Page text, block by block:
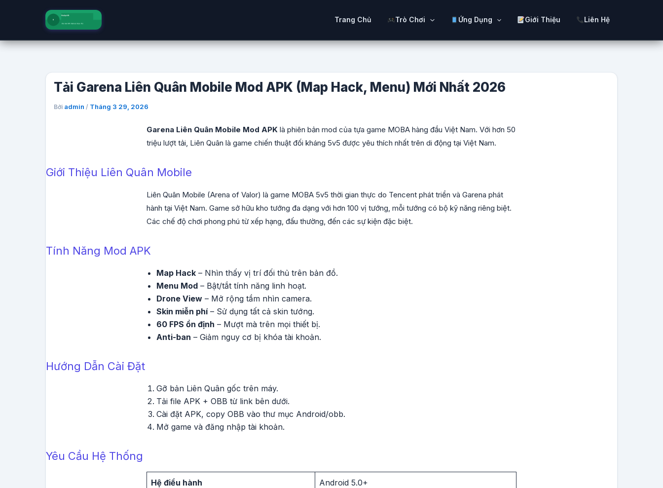
dung
Trang Chủ Trò Chơi Ứng Dụng Giới Thiệu Liên Hệ
Tải Garena Liên Quân Mobile Mod APK (Map Hack, Menu) Mới Nhất 2026
Bởi admin / Tháng 3 29, 2026
Garena Liên Quân Mobile Mod APK là phiên bản mod của tựa game MOBA hàng đầu Việt Nam. Với hơn 50
triệu lượt tải, Liên Quân là game chiến thuật đối kháng 5v5 được yêu thích nhất trên di động tại Việt Nam.
Giới Thiệu Liên Quân Mobile
Liên Quân Mobile (Arena of Valor) là game MOBA 5v5 thời gian thực do Tencent phát triển và Garena phát
hành tại Việt Nam. Game sở hữu kho tướng đa dạng với hơn 100 vị tướng, mỗi tướng có bộ kỹ năng riêng biệt.
Các chế độ chơi phong phú từ xếp hạng, đấu thường, đến các sự kiện đặc biệt.
Tính Năng Mod APK
Map Hack – Nhìn thấy vị trí đối thủ trên bản đồ.
Menu Mod – Bật/tắt tính năng linh hoạt.
Drone View – Mở rộng tầm nhìn camera.
Skin miễn phí– Sử dụng tất cả skin tướng.
60 FPS ổn định – Mượt mà trên mọi thiết bị.
Anti-ban – Giảm nguy cơ bị khóa tài khoản.
Hướng Dẫn Cài Đặt
Gỡ bản Liên Quân gốc trên máy.
Tải file APK + OBB từ link bên dưới.
Cài đặt APK, copy OBB vào thư mục Android/obb.
Mở game và đăng nhập tài khoản.
Yêu Cầu Hệ Thống
Hệ điều hành Android 5.0+